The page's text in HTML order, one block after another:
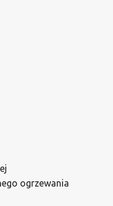
ogrzewania